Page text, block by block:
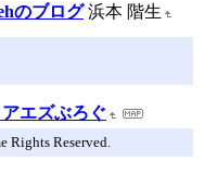
のブログ 浜本 階生
アエズぶろぐ
Rights Reserved.